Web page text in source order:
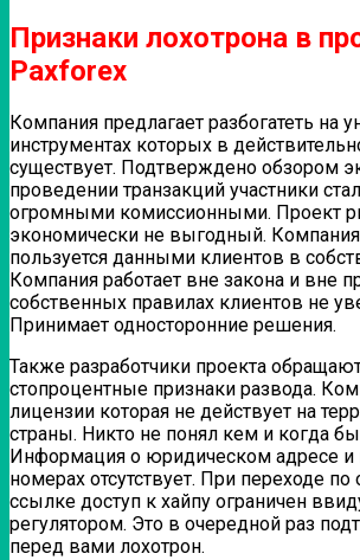
Признаки лохотрона в
Paxforex
Компания предлагает разбогатеть на
инструментах которых в
существует. Подтверждено обзором
проведении транзакций участники
огромными комиссионными. Проект
экономически не выгодный.
пользуется данными клиентов в
Компания работает вне закона и вне
собственных правилах клиентов не
Принимает односторонние решения.
Также разработчики проекта
стопроцентные признаки развода.
лицензии которая не действует на
страны. Никто не понял кем и когда
Информация о юридическом адресе и
номерах отсутствует. При переходе
ссылке доступ к хайпу ограничен
регулятором. Это в очередной раз
перед вами лохотрон.